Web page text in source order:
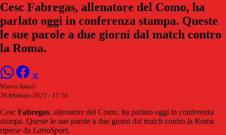
Cesc Fabregas, allenatore del Como, ha
parlato oggi in conferenza stampa. Queste
le sue parole a due giorni dal match contro
la Roma.
Marco Astori
28 febbraio 2025 - 17:20
Cesc Fabregas, allenatore del Como, ha parlato oggi in conferenza
stampa. Queste le sue parole a due giorni dal match contro la Roma
riprese da LarioSport.